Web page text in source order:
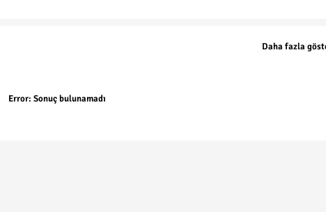
Daha fazla
Error: Sonuç bulunamadı